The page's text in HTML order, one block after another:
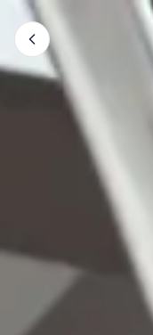
Ihr Warenkorb ist leer